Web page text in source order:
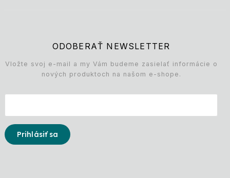
ODOBERAŤ NEWSLETTER
Vložte svoj e-mail a my Vám budeme zasielať informácie o
nových produktoch na našom e-shope.
Prihlásiť sa